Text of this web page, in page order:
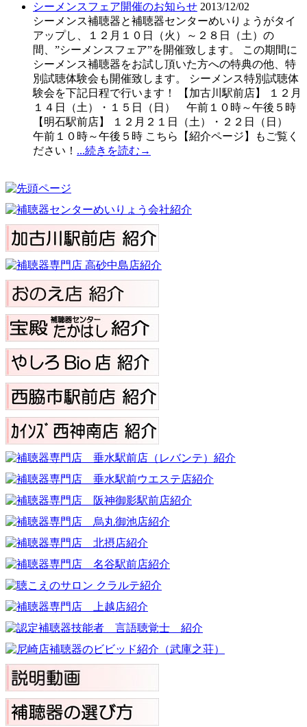
シーメンスフェア開催のお知らせ 2013/12/02
シーメンス補聴器と補聴器センターめいりょうがタイ
アップし、１２月１０日（火）～２８日（土）の
間、”シーメンスフェア”を開催致します。 この期間に
シーメンス補聴器をお試し頂いた方への特典の他、特
別試聴体験会も開催致します。 シーメンス特別試聴体
験会を下記日程で行います！ 【加古川駅前店】 １２月
１４日（土）・１５日（日） 午前１０時～午後５時
【明石駅前店】 １２月２１日（土）・２２日（日）
午前１０時～午後５時 こちら【紹介ページ】もご覧く
ださい！ ...続きを読む→